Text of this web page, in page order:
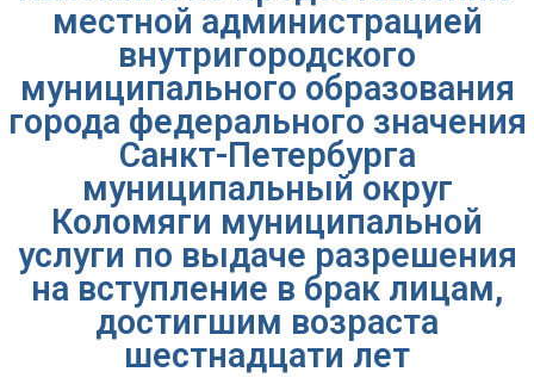
местной администрацией
внутригородского
муниципального образования
города федерального значения
Санкт-Петербурга
муниципальный округ
Коломяги муниципальной
услуги по выдаче разрешения
на вступление в брак лицам,
достигшим возраста
шестнадцати лет